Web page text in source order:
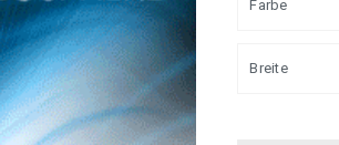
Farbe
Breite